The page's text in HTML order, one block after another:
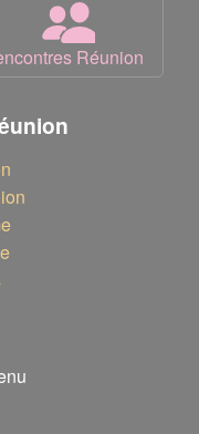
Réunion